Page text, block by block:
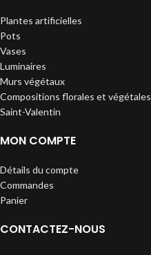
Plantes artificielles
Pots
Vases
Luminaires
Murs végétaux
Compositions florales et végétales
Saint-Valentin
MON COMPTE
Détails du compte
Commandes
Panier
CONTACTEZ-NOUS